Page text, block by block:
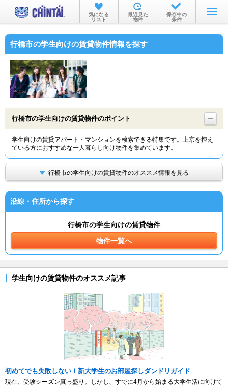
お部屋を探す
沿線・駅から
物件特集から
TOP
気になる
リスト
最近見た
物件
保存中の
条件
行橋市の学生向けの賃貸物件情報を探す
行橋市の学生向けの賃貸物件のポイント
学生向けの賃貸アパート・マンションを検索できる特集です。上京を控え
ている方におすすめな一人暮らし向け物件を集めています。
行橋市の学生向けの賃貸物件のオススメ情報を見る
沿線・住所から探す
行橋市の学生向けの賃貸物件
物件一覧へ
学生向けの賃貸物件のオススメ記事
初めてでも失敗しない！新大学生のお部屋探しダンドリガイド
現在、受験シーズン真っ盛り。しかし、すでに4月から始まる大学生活に向けて